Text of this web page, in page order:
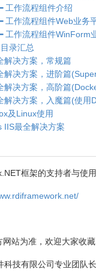
工作流程组件介绍
工作流程组件Web业务
工作流程组件WinForm
录汇总
解决方案，常规篇
解决方案，进阶篇
解决方案，高阶篇
解决方案，入魔篇(使
及Linux使用
IIS最全解决方案
框架的支持者与使
站为准，欢迎大家收藏
技有限公司专业团队